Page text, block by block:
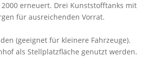
erneuert. Drei Kunststofftanks mit
für ausreichenden Vorrat.
(geeignet für kleinere Fahrzeuge).
als Stellplatzfläche genutzt werden.